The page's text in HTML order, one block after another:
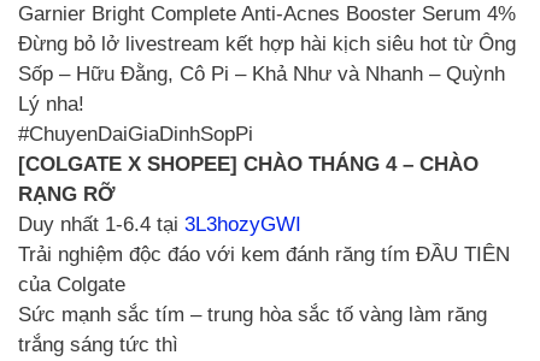
Garnier Bright Complete Anti-Acnes Booster Serum 4%
Đừng bỏ lở livestream kết hợp hài kịch siêu hot từ Ông
Sốp – Hữu Đằng, Cô Pi – Khả Như và Nhanh – Quỳnh
Lý nha!
#ChuyenDaiGiaDinhSopPi
[COLGATE X SHOPEE] CHÀO THÁNG 4 – CHÀO
RẠNG RỠ
Duy nhất 1-6.4 tại 3L3hozyGWI
Trải nghiệm độc đáo với kem đánh răng tím ĐẦU TIÊN
của Colgate
Sức mạnh sắc tím – trung hòa sắc tố vàng làm răng
trắng sáng tức thì